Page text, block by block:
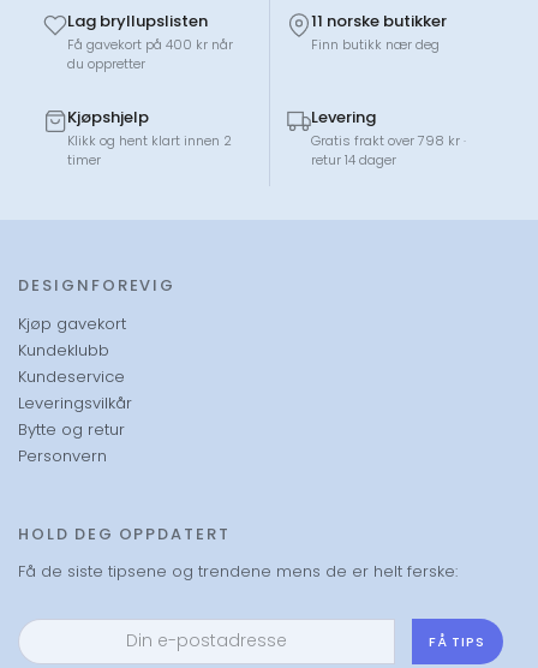
Lag bryllupslisten
Få gavekort på 400 kr når
du oppretter
11 norske butikker
Finn butikk nær deg
Kjøpshjelp
Klikk og hent klart innen 2
timer
Levering
Gratis frakt over 798 kr ·
retur 14 dager
DESIGNFOREVIG
Kjøp gavekort
Kundeklubb
Kundeservice
Leveringsvilkår
Bytte og retur
Personvern
HOLD DEG OPPDATERT
Få de siste tipsene og trendene mens de er helt ferske:
FÅ TIPS